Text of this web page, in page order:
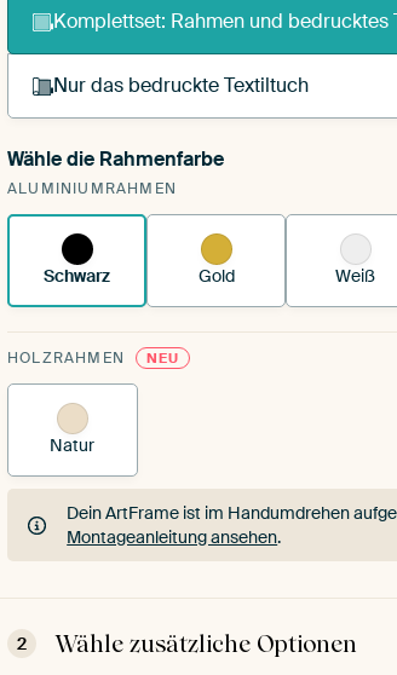
Komplettset: Rahmen und bedrucktes
Nur das bedruckte Textiltuch
Du spannst einen wechselbaren Textiltuch
vorhandenen ArtFrame™.
Wähle die Rahmenfarbe
ALUMINIUMRAHMEN
Schwarz Gold Weiß
HOLZRAHMEN NEU
Natur
Dein ArtFrame ist im Handumdrehen
Montageanleitung ansehen.
Dein ArtFrame ist im Handumdrehen
2
Wähle zusätzliche Optionen